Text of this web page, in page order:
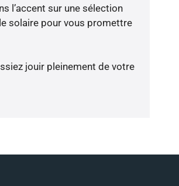
l’accent sur une sélection
solaire pour vous promettre
jouir pleinement de votre